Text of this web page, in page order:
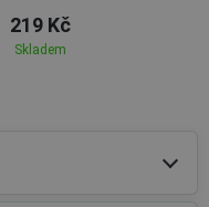
219 Kč
Skladem